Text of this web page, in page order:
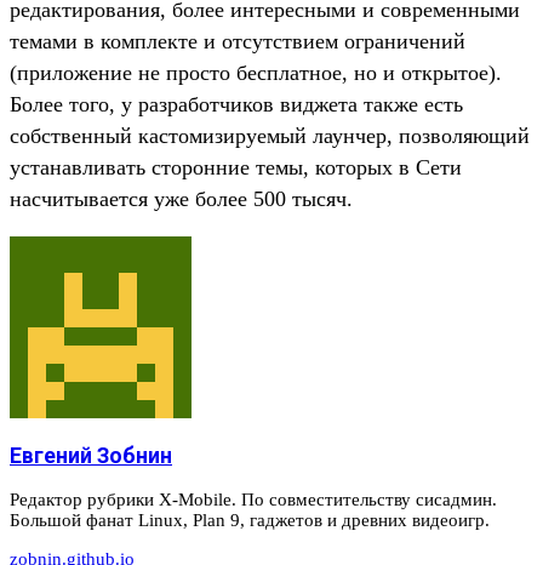
редактирования, более интересными и современными
темами в комплекте и отсутствием ограничений
(приложение не просто бесплатное, но и открытое).
Более того, у разработчиков виджета также есть
собственный кастомизируемый лаунчер, позволяющий
устанавливать сторонние темы, которых в Сети
насчитывается уже более 500 тысяч.
Евгений Зобнин
Редактор рубрики X-Mobile. По совместительству сисадмин.
Большой фанат Linux, Plan 9, гаджетов и древних видеоигр.
zobnin.github.io